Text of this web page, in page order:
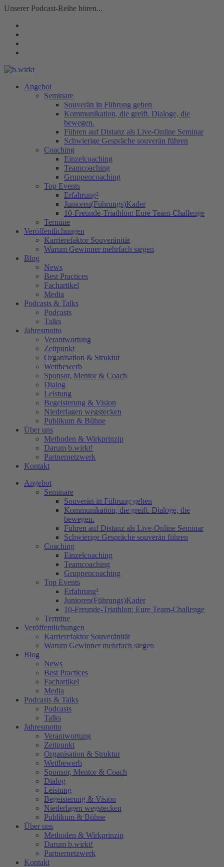
Unserer Podcast-Reihe hören...
Angebot
Seminare
Souverän in Führung gehen
Kommunikation, die greift. Dialoge, die
bewegen.
Führen auf Distanz als Live-Online Seminar
Schwierige Gespräche souverän führen
Coaching
Einzelcoaching
Teamcoaching
Gruppencoaching
Top Events
Erfahrung²
Junioren(Führungs)Kader
10-Freunde-Triathlon: Eure Team-Challenge
Termine
Veröffentlichungen
Karrierefaktor Souveränität
Warum Gewinner mehrfach siegen
Blog
News
Best Practices
Fachartikel
Media
Podcasts & Talks
Podcasts
Talks
Jahresmotto
Verantwortung
Zeitpunkt
Organisation & Struktur
Wettbewerb
Sponsor, Mentor & Coach
Dialog
Leistung
Begeisterung & Vision
Niederlagen wegstecken
Publikum & Bühne
Über uns
Methoden & Wirkprinzip
Darum b.wirkt!
Partnernetzwerk
Kontakt
Angebot
Seminare
Souverän in Führung gehen
Kommunikation, die greift. Dialoge, die
bewegen.
Führen auf Distanz als Live-Online Seminar
Schwierige Gespräche souverän führen
Coaching
Einzelcoaching
Teamcoaching
Gruppencoaching
Top Events
Erfahrung²
Junioren(Führungs)Kader
10-Freunde-Triathlon: Eure Team-Challenge
Termine
Veröffentlichungen
Karrierefaktor Souveränität
Warum Gewinner mehrfach siegen
Blog
News
Best Practices
Fachartikel
Media
Podcasts & Talks
Podcasts
Talks
Jahresmotto
Verantwortung
Zeitpunkt
Organisation & Struktur
Wettbewerb
Sponsor, Mentor & Coach
Dialog
Leistung
Begeisterung & Vision
Niederlagen wegstecken
Publikum & Bühne
Über uns
Methoden & Wirkprinzip
Darum b.wirkt!
Partnernetzwerk
Kontakt